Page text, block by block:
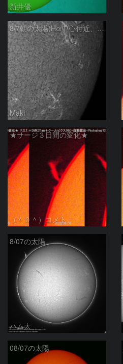
新井優
8/7朝の太陽(Hα中心付近、4498、4502付近)
Maki
★サージ３日間の変化★
（＾０＾）コメト
8/07の太陽
ハム太
08/07の太陽